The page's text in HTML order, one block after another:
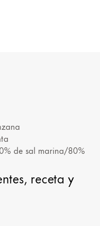
de sal marina/80%
receta y